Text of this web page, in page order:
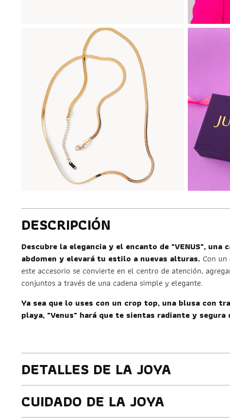
DESCRIPCIÓN
Descubre la elegancia y el encanto de "VENUS", una
abdomen y elevará tu estilo a nuevas alturas. Con
este accesorio se convierte en el centro de atención,
conjuntos a través de una cadena simple y elegante.
Ya sea que lo uses con un crop top, una blusa con
playa, "Venus" hará que te sientas radiante y segura
DETALLES DE LA JOYA
CUIDADO DE LA JOYA